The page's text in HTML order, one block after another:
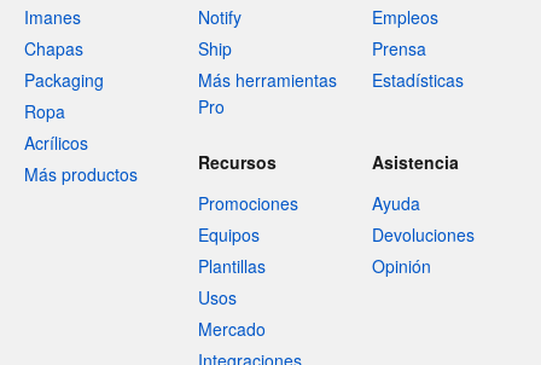
Imanes
Chapas
Packaging
Ropa
Acrílicos
Más productos
Notify
Ship
Más herramientas
Pro
Empleos
Prensa
Estadísticas
Recursos
Promociones
Equipos
Plantillas
Usos
Mercado
Integraciones
Asistencia
Ayuda
Devoluciones
Opinión